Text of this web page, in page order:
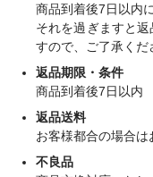
商品到着後7日以内
それを過ぎますと
すので、ご了承くだ
返品期限・条件
商品到着後7日以内
返品送料
お客様都合の場合は
不良品